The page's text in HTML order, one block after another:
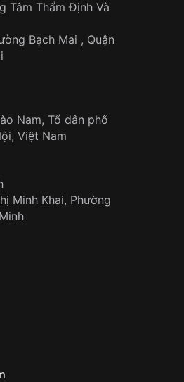
tỉnh thành trên toàn quốc
xác nhận đơn hàng thành
tra và thanh toán trực tiếp
khách hàng
khách hàng trong suốt quá
Tâm Thẩm Định Và
Bạch Mai , Quận
Nam, Tổ dân phố
Việt Nam
Minh Khai, Phường